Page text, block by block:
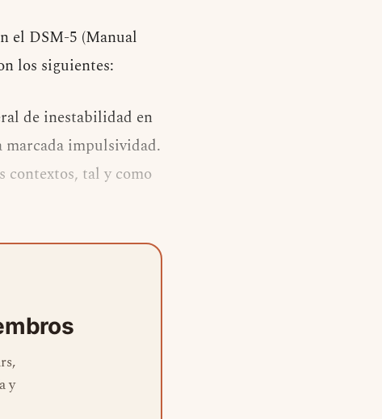
el DSM-5 (Manual
los siguientes:
de inestabilidad en
marcada impulsividad.
contextos, tal y como
y